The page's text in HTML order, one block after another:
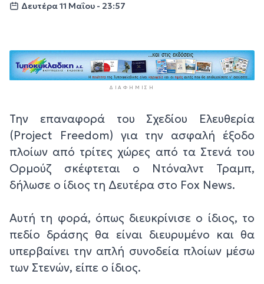
Δευτέρα 11 Μαΐου - 23:57
ΔΙΑΦΉΜΙΣΗ
Την επαναφορά του Σχεδίου Ελευθερία
(Project Freedom) για την ασφαλή έξοδο
πλοίων από τρίτες χώρες από τα Στενά του
Ορμούζ σκέφτεται ο Ντόναλντ Τραμπ,
δήλωσε ο ίδιος τη Δευτέρα στο Fox News.
Αυτή τη φορά, όπως διευκρίνισε ο ίδιος, το
πεδίο δράσης θα είναι διευρυμένο και θα
υπερβαίνει την απλή συνοδεία πλοίων μέσω
των Στενών, είπε ο ίδιος.